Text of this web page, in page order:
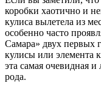
коробки хаотично и
кулиса вылетела из
особенно часто
Самара» двух первых
кулисы или элемента
эта самая очевидная и
рода.